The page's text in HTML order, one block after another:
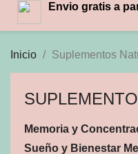
Envio gratis a
Inicio Suplementos
Memoria y
Sueño y Bienestar